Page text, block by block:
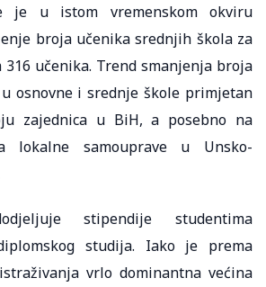
je u istom vremenskom okviru
broja učenika srednjih škola za
316 učenika. Trend smanjenja broja
osnovne i srednje škole primjetan
zajednica u BiH, a posebno na
lokalne samouprave u Unsko-
stipendije studentima
studija. Iako je prema
vrlo dominantna većina